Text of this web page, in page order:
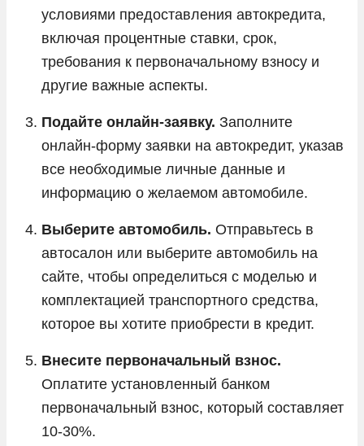
условиями предоставления автокредита,
включая процентные ставки, срок,
требования к первоначальному взносу и
другие важные аспекты.
Подайте онлайн-заявку. Заполните
онлайн-форму заявки на автокредит, указав
все необходимые личные данные и
информацию о желаемом автомобиле.
Выберите автомобиль. Отправьтесь в
автосалон или выберите автомобиль на
сайте, чтобы определиться с моделью и
комплектацией транспортного средства,
которое вы хотите приобрести в кредит.
Внесите первоначальный взнос.
Оплатите установленный банком
первоначальный взнос, который составляет
10-30%.